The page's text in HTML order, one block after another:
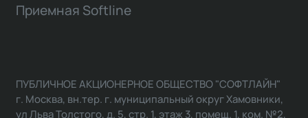
Приемная Softline
ПУБЛИЧНОЕ АКЦИОНЕРНОЕ ОБЩЕСТВО "СОФТЛАЙН"
г. Москва, вн.тер. г. муниципальный округ Хамовники,
ул Льва Толстого, д. 5, стр. 1, этаж 3, помещ. 1, ком. №2,